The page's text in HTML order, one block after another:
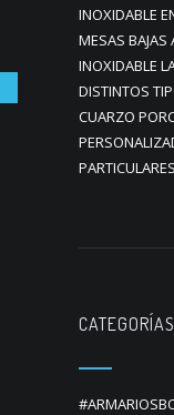
INOXIDABLE
MESAS BAJAS
INOXIDABLE
DISTINTOS
CUARZO
PARTICULARES
CATEGORÍAS